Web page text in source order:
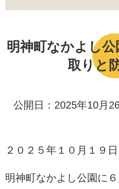
明神町なかよし
取りと
公開日：2025年10月
２０２５年１０月１９日
明神町なかよし公園に